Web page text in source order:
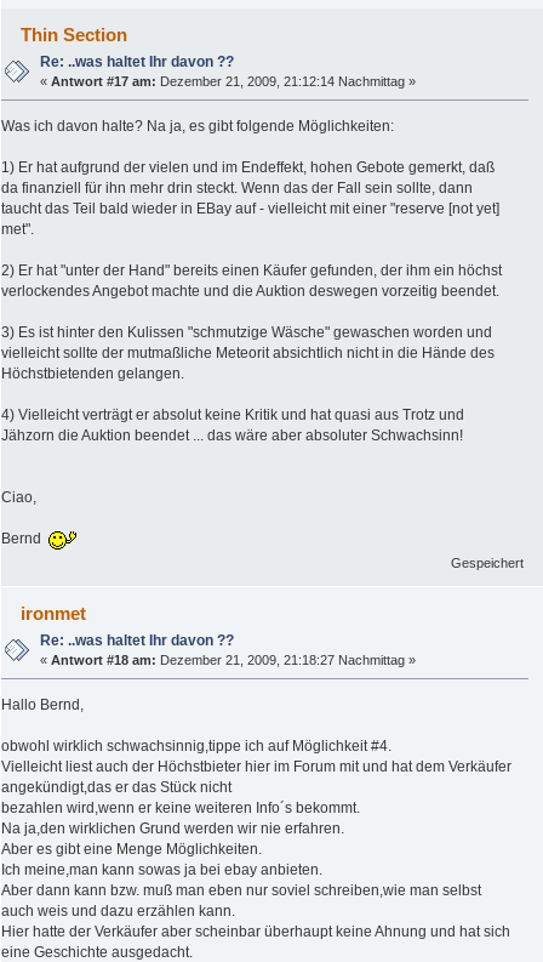
Thin Section
Re: ..was haltet Ihr davon ??
«Antwort #17 am: Dezember 21, 2009, 21:12:14 Nachmittag »
Was ich davon halte? Na ja, es gibt folgende Möglichkeiten:
1) Er hat aufgrund der vielen und im Endeffekt, hohen Gebote gemerkt, daß
da finanziell für ihn mehr drin steckt. Wenn das der Fall sein sollte, dann
taucht das Teil bald wieder in EBay auf - vielleicht mit einer "reserve [not yet]
met".
2) Er hat "unter der Hand" bereits einen Käufer gefunden, der ihm ein höchst
verlockendes Angebot machte und die Auktion deswegen vorzeitig beendet.
3) Es ist hinter den Kulissen "schmutzige Wäsche" gewaschen worden und
vielleicht sollte der mutmaßliche Meteorit absichtlich nicht in die Hände des
Höchstbietenden gelangen.
4) Vielleicht verträgt er absolut keine Kritik und hat quasi aus Trotz und
Jähzorn die Auktion beendet ... das wäre aber absoluter Schwachsinn!
Ciao,
Bernd
Gespeichert
ironmet
Re: ..was haltet Ihr davon ??
«Antwort #18 am: Dezember 21, 2009, 21:18:27 Nachmittag »
Hallo Bernd,
obwohl wirklich schwachsinnig,tippe ich auf Möglichkeit #4.
Vielleicht liest auch der Höchstbieter hier im Forum mit und hat dem Verkäufer
angekündigt,das er das Stück nicht
bezahlen wird,wenn er keine weiteren Info´s bekommt.
Na ja,den wirklichen Grund werden wir nie erfahren.
Aber es gibt eine Menge Möglichkeiten.
Ich meine,man kann sowas ja bei ebay anbieten.
Aber dann kann bzw. muß man eben nur soviel schreiben,wie man selbst
auch weis und dazu erzählen kann.
Hier hatte der Verkäufer aber scheinbar überhaupt keine Ahnung und hat sich
eine Geschichte ausgedacht.